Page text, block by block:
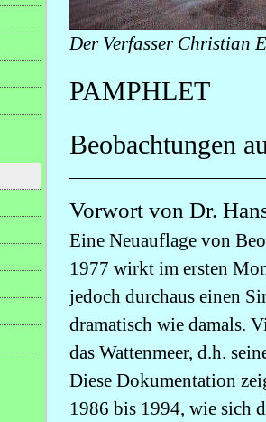
Der Verfasser Christian
PAMPHLET
Beobachtungen
Vorwort von Dr.
Eine Neuauflage von
1977 wirkt im ersten
jedoch durchaus einen
dramatisch wie damals.
das Wattenmeer, d.h.
Diese Dokumentation
1986 bis 1994, wie sich